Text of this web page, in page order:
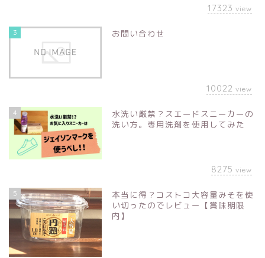
17323 view
3 お問い合わせ
10022 view
4
水洗い厳禁？スエードスニーカーの
洗い方。専用洗剤を使用してみた
8275 view
5
本当に得？コストコ大容量みそを使
い切ったのでレビュー【賞味期限
内】